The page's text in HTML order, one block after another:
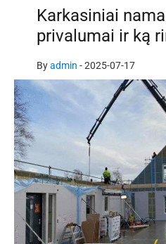
Karkasiniai
privalumai ir ką
Byadmin -2025-07-17